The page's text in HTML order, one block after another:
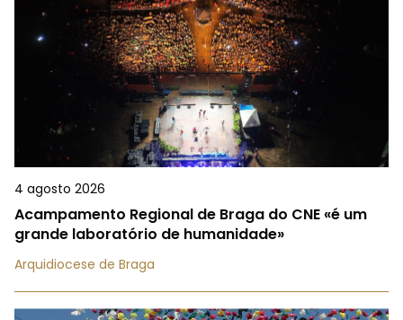
4 agosto 2026
Acampamento Regional de Braga do CNE «é um
grande laboratório de humanidade»
Arquidiocese de Braga